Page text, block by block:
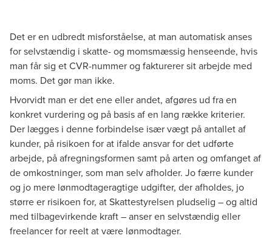
Det er en udbredt misforståelse, at man automatisk anses
for selvstændig i skatte- og momsmæssig henseende, hvis
man får sig et CVR-nummer og fakturerer sit arbejde med
moms. Det gør man ikke.
Hvorvidt man er det ene eller andet, afgøres ud fra en
konkret vurdering og på basis af en lang række kriterier.
Der lægges i denne forbindelse især vægt på antallet af
kunder, på risikoen for at ifalde ansvar for det udførte
arbejde, på afregningsformen samt på arten og omfanget af
de omkostninger, som man selv afholder. Jo færre kunder
og jo mere lønmodtageragtige udgifter, der afholdes, jo
større er risikoen for, at Skattestyrelsen pludselig – og altid
med tilbagevirkende kraft – anser en selvstændig eller
freelancer for reelt at være lønmodtager.